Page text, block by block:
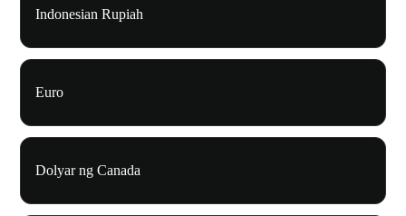
Indonesian Rupiah
Euro
Dolyar ng Canada